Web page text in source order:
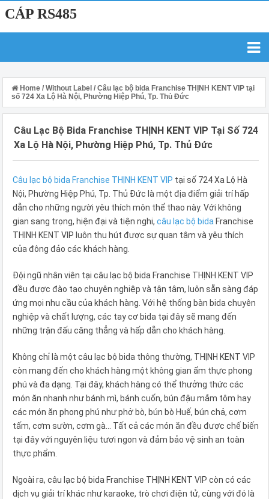
CÁP RS485
Home / Without Label / Câu lạc bộ bida Franchise THỊNH KENT VIP tại
số 724 Xa Lộ Hà Nội, Phường Hiệp Phú, Tp. Thủ Đức
Câu Lạc Bộ Bida Franchise THỊNH KENT VIP Tại Số 724
Xa Lộ Hà Nội, Phường Hiệp Phú, Tp. Thủ Đức
Câu lạc bộ bida Franchise THỊNH KENT VIP tại số 724 Xa Lộ Hà
Nội, Phường Hiệp Phú, Tp. Thủ Đức là một địa điểm giải trí hấp
dẫn cho những người yêu thích môn thể thao này. Với không
gian sang trọng, hiện đại và tiện nghi, câu lạc bộ bida Franchise
THỊNH KENT VIP luôn thu hút được sự quan tâm và yêu thích
của đông đảo các khách hàng.
Đội ngũ nhân viên tại câu lạc bộ bida Franchise THỊNH KENT VIP
đều được đào tạo chuyên nghiệp và tận tâm, luôn sẵn sàng đáp
ứng mọi nhu cầu của khách hàng. Với hệ thống bàn bida chuyên
nghiệp và chất lượng, các tay cơ bida tại đây sẽ mang đến
những trận đấu căng thẳng và hấp dẫn cho khách hàng.
Không chỉ là một câu lạc bộ bida thông thường, THỊNH KENT VIP
còn mang đến cho khách hàng một không gian ẩm thực phong
phú và đa dạng. Tại đây, khách hàng có thể thưởng thức các
món ăn nhanh như bánh mì, bánh cuốn, bún đậu mắm tôm hay
các món ăn phong phú như phở bò, bún bò Huế, bún chả, cơm
tấm, cơm sườn, cơm gà... Tất cả các món ăn đều được chế biến
tại đây với nguyên liệu tươi ngon và đảm bảo vệ sinh an toàn
thực phẩm.
Ngoài ra, câu lạc bộ bida Franchise THỊNH KENT VIP còn có các
dịch vụ giải trí khác như karaoke, trò chơi điện tử, cùng với đó là